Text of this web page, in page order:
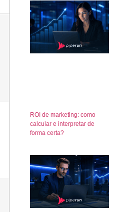
ROI de marketing: como
calcular e interpretar de
forma certa?